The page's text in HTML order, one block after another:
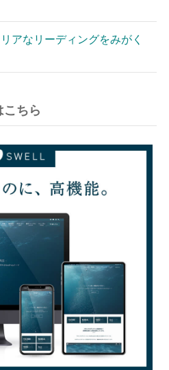
アなリーディングをみがく
こちら